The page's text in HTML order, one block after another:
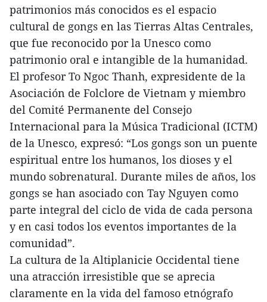
patrimonios más conocidos es el espacio
cultural de gongs en las Tierras Altas Centrales,
que fue reconocido por la Unesco como
patrimonio oral e intangible de la humanidad.
El profesor To Ngoc Thanh, expresidente de la
Asociación de Folclore de Vietnam y miembro
del Comité Permanente del Consejo
Internacional para la Música Tradicional (ICTM)
de la Unesco, expresó: “Los gongs son un puente
espiritual entre los humanos, los dioses y el
mundo sobrenatural. Durante miles de años, los
gongs se han asociado con Tay Nguyen como
parte integral del ciclo de vida de cada persona
y en casi todos los eventos importantes de la
comunidad”.
La cultura de la Altiplanicie Occidental tiene
una atracción irresistible que se aprecia
claramente en la vida del famoso etnógrafo